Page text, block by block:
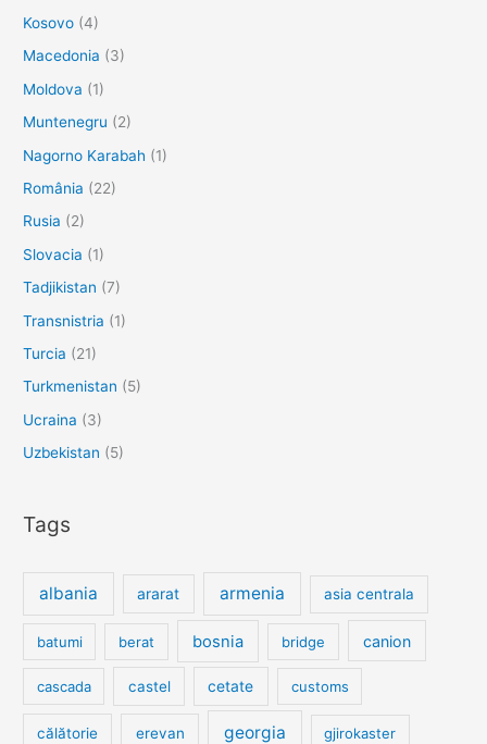
Kosovo (4)
Macedonia (3)
Moldova (1)
Muntenegru (2)
Nagorno Karabah (1)
România (22)
Rusia (2)
Slovacia (1)
Tadjikistan (7)
Transnistria (1)
Turcia (21)
Turkmenistan (5)
Ucraina (3)
Uzbekistan (5)
Tags
albania ararat armenia asia centrala
batumi berat bosnia bridge canion
cascada castel cetate customs
călătorie erevan georgia gjirokaster